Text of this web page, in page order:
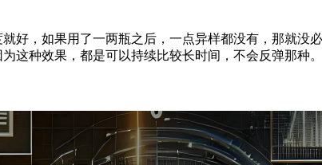
好，如果用了一两瓶之后，一点异样都没有，那就没
这种效果，都是可以持续比较长时间，不会反弹那种。